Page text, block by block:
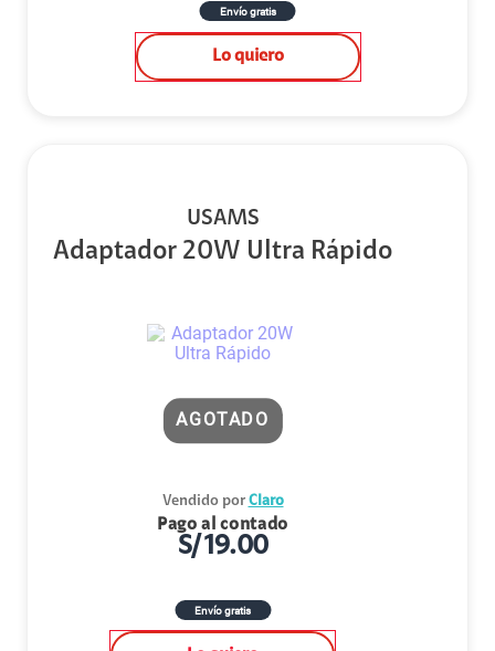
Envío gratis
Lo quiero
USAMS
Adaptador 20W Ultra Rápido
AGOTADO
Vendido por Claro
Pago al contado
S/19.00
Envío gratis